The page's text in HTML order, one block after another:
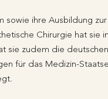
sowie ihre Ausbildung
Chirurgie hat sie
sie zudem die deutschen
für das Medizin-